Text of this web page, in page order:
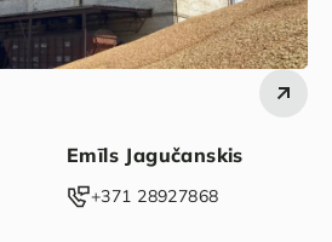
Emīls Jagučanskis
‭+371 28927868‬